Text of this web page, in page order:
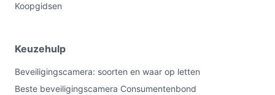
Koopgidsen
Keuzehulp
Beveiligingscamera: soorten en waar op letten
Beste beveiligingscamera Consumentenbond